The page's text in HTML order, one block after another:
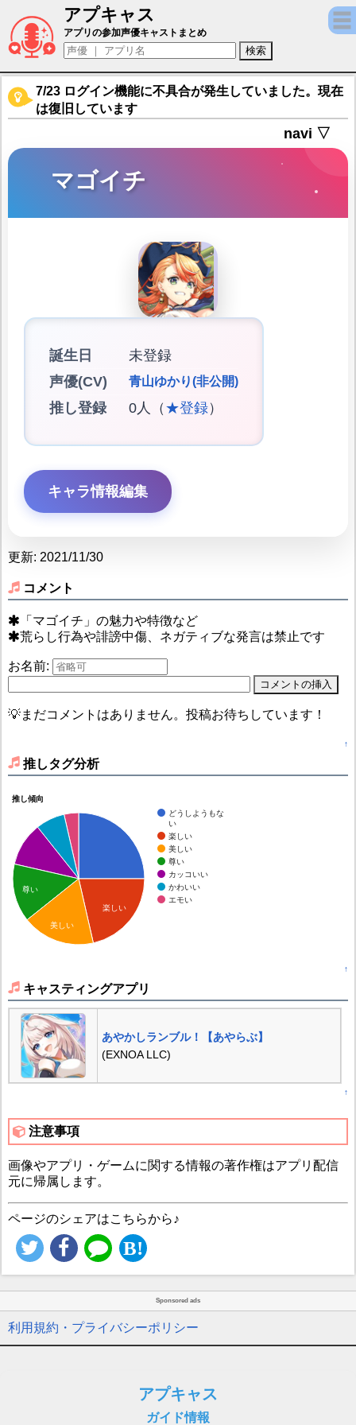
アプキャス
マゴイチ（声優：青山ゆかり(非公開))【あ
アプリの参加声優キャストまとめ
7/23 ログイン機能に不具合が発生していました。現在
は復旧しています
navi ▽
マゴイチ
誕生日
未登録
声優(CV)
青山ゆかり(非公開)
推し登録 0人（ ★登録）
キャラ情報編集
更新: 2021/11/30
コメント
「マゴイチ」の魅力や特徴など
荒らし行為や誹謗中傷、ネガティブな発言は禁止です
お名前:
💡まだコメントはありません。投稿お待ちしています！
↑
推しタグ分析
推し傾向
どうしようもな
い
楽しい
美しい
尊い
カッコいい
かわいい
エモい
楽しい
尊い
美しい
↑
キャスティングアプリ
あやかしランブル！【あやらぶ】
(EXNOA LLC)
↑
注意事項
画像やアプリ・ゲームに関する情報の著作権はアプリ配信
元に帰属します。
ページのシェアはこちらから♪
Sponsored ads
利用規約・プライバシーポリシー
アプキャス
ガイド情報